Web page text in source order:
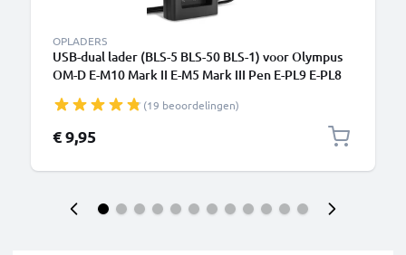
OPLADERS
USB-dual lader (BLS-5 BLS-50 BLS-1) voor Olympus
OM-D E-M10 Mark II E-M5 Mark III Pen E-PL9 E-PL8
CELLONIC
(19 beoordelingen)
€ 9,95